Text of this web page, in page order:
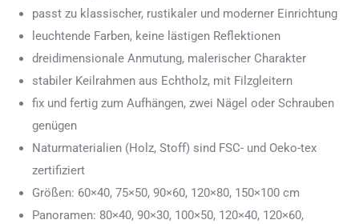
passt zu klassischer, rustikaler und moderner Einrichtung
leuchtende Farben, keine lästigen Reflektionen
dreidimensionale Anmutung, malerischer Charakter
stabiler Keilrahmen aus Echtholz, mit Filzgleitern
fix und fertig zum Aufhängen, zwei Nägel oder Schrauben
genügen
Naturmaterialien (Holz, Stoff) sind FSC- und Oeko-tex
zertifiziert
Größen: 60×40, 75×50, 90×60, 120×80, 150×100 cm
Panoramen: 80×40, 90×30, 100×50, 120×40, 120×60,